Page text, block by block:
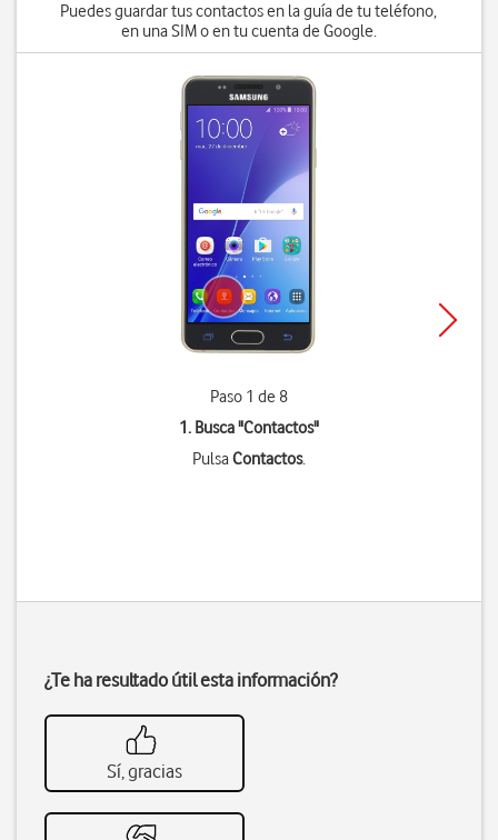
Puedes guardar tus contactos en la guía de tu teléfono,
en una SIM o en tu cuenta de Google.
Paso 1 de 8
1. Busca "Contactos"
PulsaContactos.
¿Te ha resultado útil esta información?
Sí, gracias